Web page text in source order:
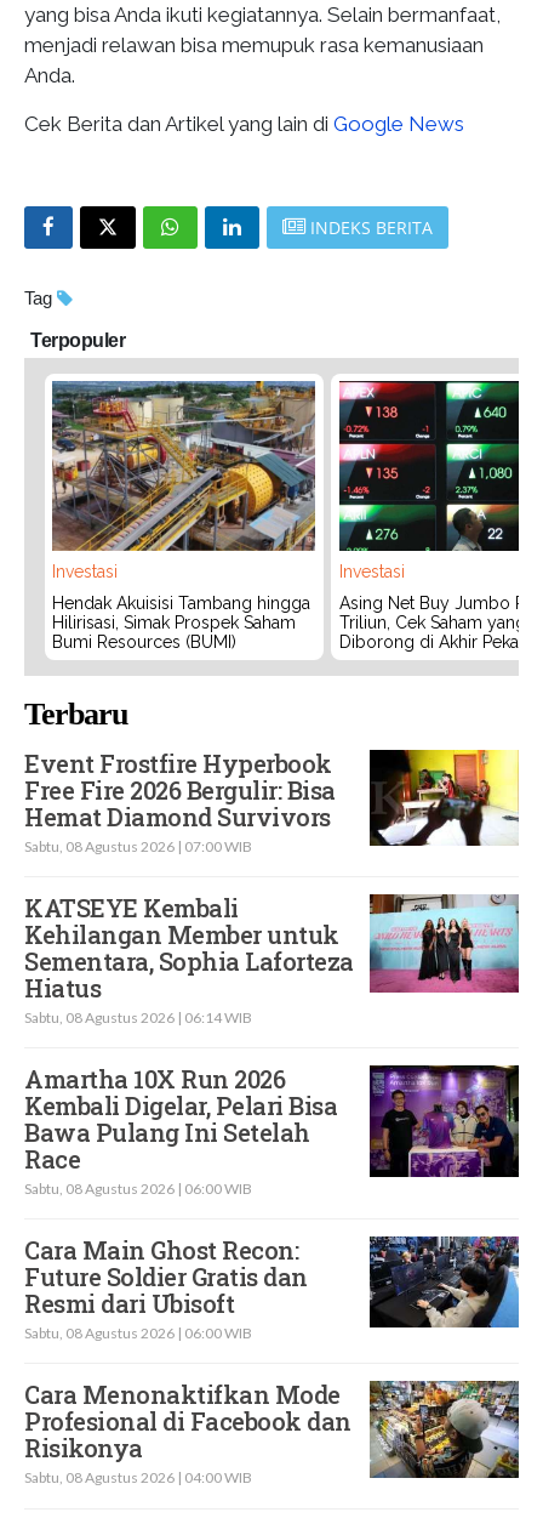
yang bisa Anda ikuti kegiatannya. Selain bermanfaat,
menjadi relawan bisa memupuk rasa kemanusiaan
Anda.
Cek Berita dan Artikel yang lain di Google News
INDEKS BERITA
Tag
Terpopuler
Investasi
Hendak Akuisisi Tambang hingga
Hilirisasi, Simak Prospek Saham
Bumi Resources (BUMI)
Investasi
Asing Net Buy Jumbo Rp
Triliun, Cek Saham yang
Diborong di Akhir Pekan
Terbaru
Event Frostfire Hyperbook
Free Fire 2026 Bergulir: Bisa
Hemat Diamond Survivors
Sabtu, 08 Agustus 2026 | 07:00 WIB
KATSEYE Kembali
Kehilangan Member untuk
Sementara, Sophia Laforteza
Hiatus
Sabtu, 08 Agustus 2026 | 06:14 WIB
Amartha 10X Run 2026
Kembali Digelar, Pelari Bisa
Bawa Pulang Ini Setelah
Race
Sabtu, 08 Agustus 2026 | 06:00 WIB
Cara Main Ghost Recon:
Future Soldier Gratis dan
Resmi dari Ubisoft
Sabtu, 08 Agustus 2026 | 06:00 WIB
Cara Menonaktifkan Mode
Profesional di Facebook dan
Risikonya
Sabtu, 08 Agustus 2026 | 04:00 WIB